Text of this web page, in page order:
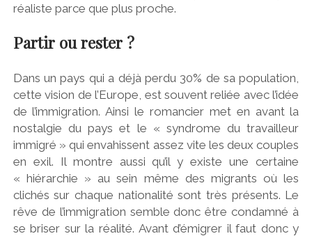
réaliste parce que plus proche.
Partir ou rester ?
Dans un pays qui a déjà perdu 30% de sa population,
cette vision de l’Europe, est souvent reliée avec l’idée
de l’immigration. Ainsi le romancier met en avant la
nostalgie du pays et le « syndrome du travailleur
immigré » qui envahissent assez vite les deux couples
en exil. Il montre aussi qu’il y existe une certaine
« hiérarchie » au sein même des migrants où les
clichés sur chaque nationalité sont très présents. Le
rêve de l’immigration semble donc être condamné à
se briser sur la réalité. Avant d’émigrer il faut donc y